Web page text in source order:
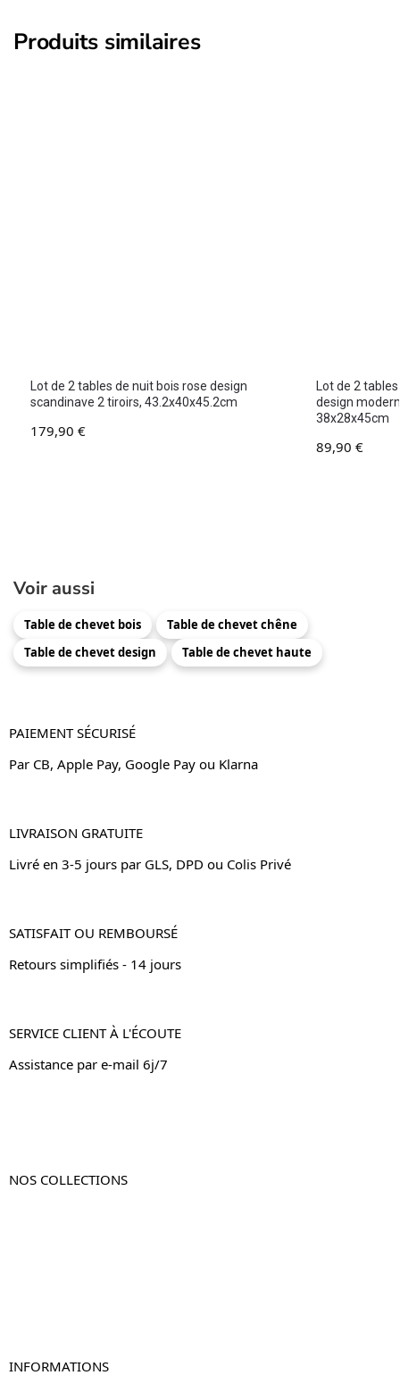
Produits similaires
Lot de 2 tables de nuit bois rose design
scandinave 2 tiroirs, 43.2x40x45.2cm
179,90 €
Lot de 2
design
38x28x45cm
89,90 €
Voir aussi
Table de chevet bois
Table de chevet chêne
Table de chevet design
Table de chevet haute
PAIEMENT SÉCURISÉ
Par CB, Apple Pay, Google Pay ou Klarna
LIVRAISON GRATUITE
Livré en 3-5 jours par GLS, DPD ou Colis Privé
SATISFAIT OU REMBOURSÉ
Retours simplifiés - 14 jours
SERVICE CLIENT À L'ÉCOUTE
Assistance par e-mail 6j/7
NOS COLLECTIONS
INFORMATIONS